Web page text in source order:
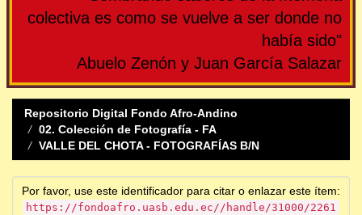
colectiva es como se vuelve a ser donde no
había sido"
Abuelo Zenón y Juan García Salazar
Repositorio Digital Fondo Afro-Andino
02. Colección de Fotografía - FA
VALLE DEL CHOTA - FOTOGRAFÍAS B/N
Por favor, use este identificador para citar o enlazar este ítem:
https://fondoafro.uasb.edu.ec//handle/31000/2261